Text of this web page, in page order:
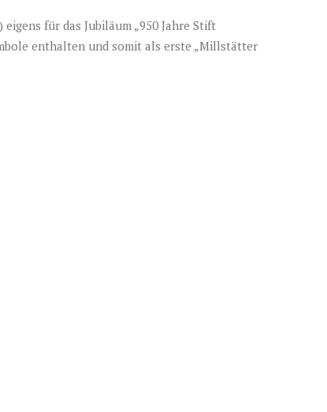
) eigens für das Jubiläum „950 Jahre Stift
enthalten und somit als erste „Millstätter